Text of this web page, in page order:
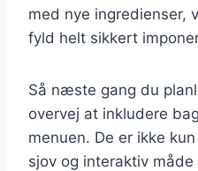
med nye ingredienser,
fyld helt sikkert
Så næste gang du
overvej at inkludere
menuen. De er ikke
sjov og interaktiv